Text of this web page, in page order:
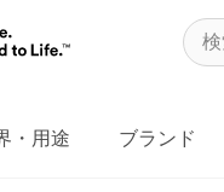
・用途 ブランド